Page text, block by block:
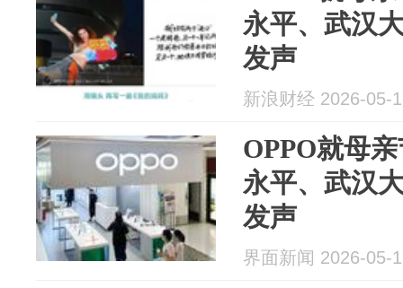
永平、武汉
发声
新浪财经 2026-05-
OPPO就母
永平、武汉
发声
界面新闻 2026-05-